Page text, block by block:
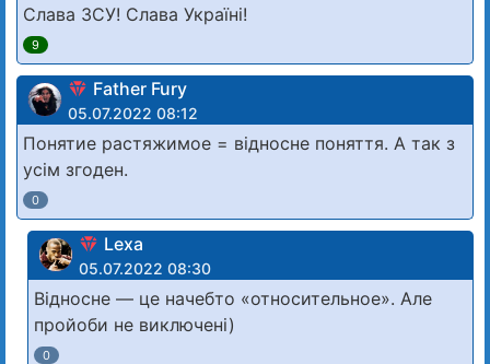
Слава ЗСУ! Слава Україні!
9
Father Fury
05.07.2022 08:12
Понятие растяжимое = відносне поняття. А так з
усім згоден.
0
Lexa
05.07.2022 08:30
Відносне — це начебто «относительное». Але
пройоби не виключені)
0